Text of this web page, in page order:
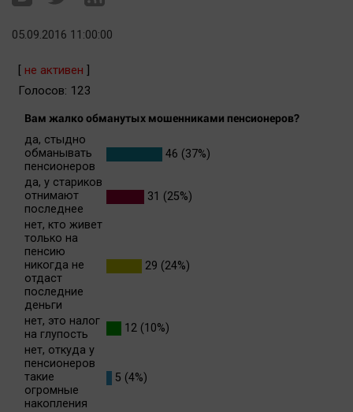
05.09.2016 11:00:00
[ не активен ]
Голосов: 123
Вам жалко обманутых мошенниками пенсионеров?
да, стыдно
обманывать
пенсионеров
46 (37%)
да, у стариков
отнимают
последнее
31 (25%)
нет, кто живет
только на
пенсию
никогда не
отдаст
последние
деньги
29 (24%)
нет, это налог
на глупость
12 (10%)
нет, откуда у
пенсионеров
такие
огромные
накопления
5 (4%)